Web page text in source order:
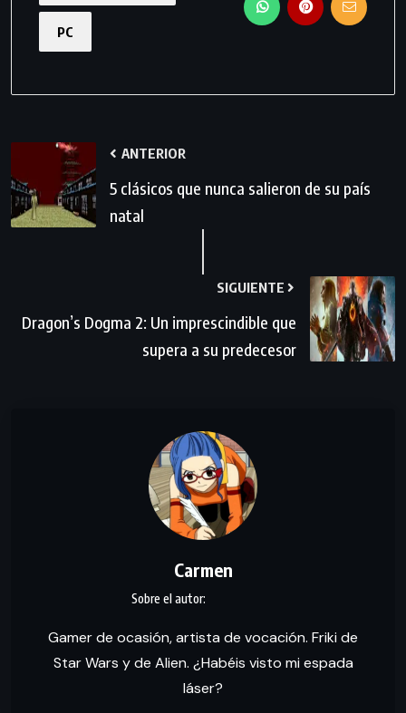
PC
ANTERIOR
5 clásicos que nunca salieron de su país
natal
SIGUIENTE
Dragon’s Dogma 2: Un imprescindible que
supera a su predecesor
Carmen
Gamer de ocasión, artista de vocación. Friki de
Star Wars y de Alien. ¿Habéis visto mi espada
láser?